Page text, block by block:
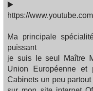
▶️
https://
Ma principale
puissant
je suis le seul Maître
Union Européenne
Cabinets un peu